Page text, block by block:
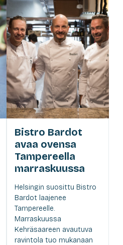
Bistro Bardot
avaa ovensa
Tampereella
marraskuussa
Helsingin suosittu Bistro
Bardot laajenee
Tampereelle.
Marraskuussa
Kehräsaareen avautuva
ravintola tuo mukanaan